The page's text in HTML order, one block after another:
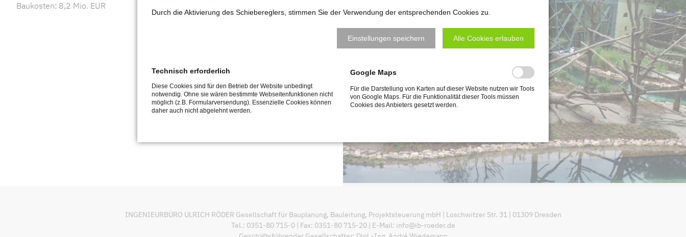
Baukosten: 8,2 Mio. EUR
INGENIEURBÜRO ULRICH RÖDER Gesellschaft für Bauplanung, Bauleitung, Projektsteuerung mbH | Loschwitzer Str. 31 | 01309 Dresden
Tel.: 0351-80 715-0 | Fax: 0351-80 715-20 | E-Mail: info@ib-roeder.de
Durch die Aktivierung des Schiebereglers, stimmen Sie der Verwendung der entsprechenden Cookies zu.
Einstellungen speichern Alle Cookies erlauben
Technisch erforderlich
Diese Cookies sind für den Betrieb der Website unbedingt
notwendig. Ohne sie wären bestimmte Webseitenfunktionen nicht
möglich (z.B. Formularversendung). Essenzielle Cookies können
daher auch nicht abgelehnt werden.
Google Maps
Für die Darstellung von Karten auf dieser Website nutzen wir Tools
von Google Maps. Für die Funktionalität dieser Tools müssen
Cookies des Anbieters gesetzt werden.